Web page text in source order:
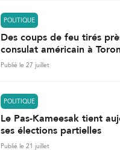
POLITIQUE
Des coups de feu tirés
consulat américain à
Publié le 27 juillet
POLITIQUE
Le Pas-Kameesak tient
ses élections partielles
Publié le 21 juillet